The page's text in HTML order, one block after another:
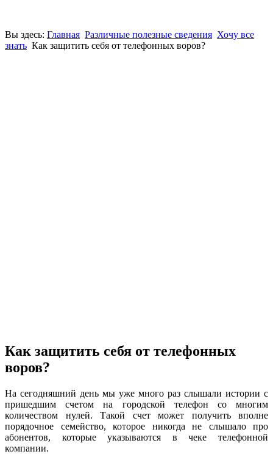
Вы здесь: Главная Различные полезные сведения Хочу все
знать Как защитить себя от телефонных воров?
Как защитить себя от телефонных
воров?
На сегодняшний день мы уже много раз слышали истории с
пришедшим счетом на городской телефон со многим
количеством нулей. Такой счет может получить вполне
порядочное семейство, которое никогда не слышало про
абонентов, которые указываются в чеке телефонной
компании.